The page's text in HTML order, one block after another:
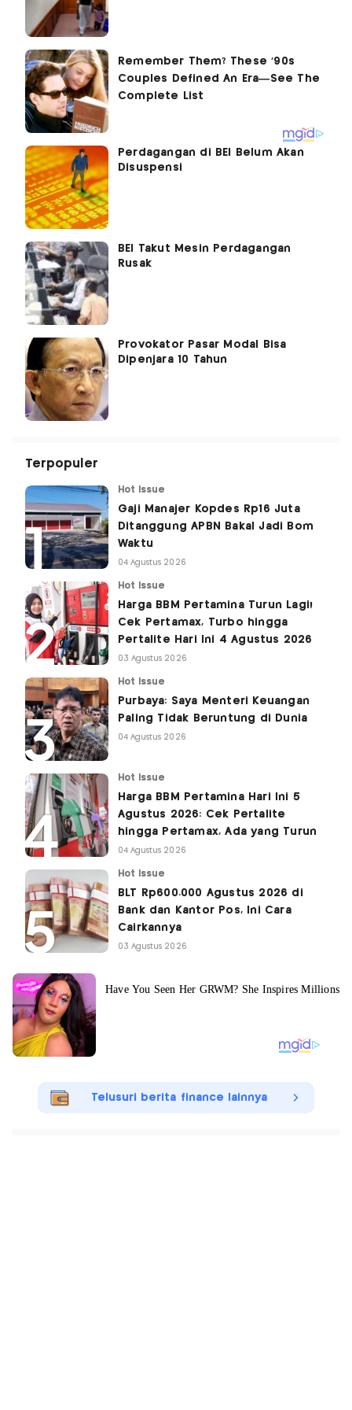
Perdagangan di BEI Belum Akan
Disuspensi
BEI Takut Mesin Perdagangan
Rusak
Provokator Pasar Modal Bisa
Dipenjara 10 Tahun
Terpopuler
Hot Issue
Gaji Manajer Kopdes Rp16 Juta
Ditanggung APBN Bakal Jadi Bom
Waktu
04 Agustus 2026
Hot Issue
Harga BBM Pertamina Turun Lagi!
Cek Pertamax, Turbo hingga
Pertalite Hari Ini 4 Agustus 2026
03 Agustus 2026
Hot Issue
Purbaya: Saya Menteri Keuangan
Paling Tidak Beruntung di Dunia
04 Agustus 2026
Hot Issue
Harga BBM Pertamina Hari Ini 5
Agustus 2026: Cek Pertalite
hingga Pertamax, Ada yang Turun
04 Agustus 2026
Hot Issue
BLT Rp600.000 Agustus 2026 di
Bank dan Kantor Pos, Ini Cara
Cairkannya
03 Agustus 2026
Telusuri berita finance lainnya